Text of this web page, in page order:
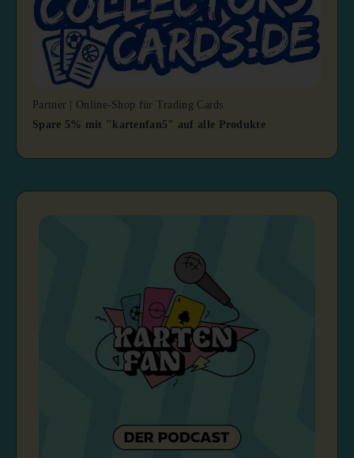
Partner | Online-Shop für Trading Cards
Spare 5% mit "kartenfan5" auf alle Produkte